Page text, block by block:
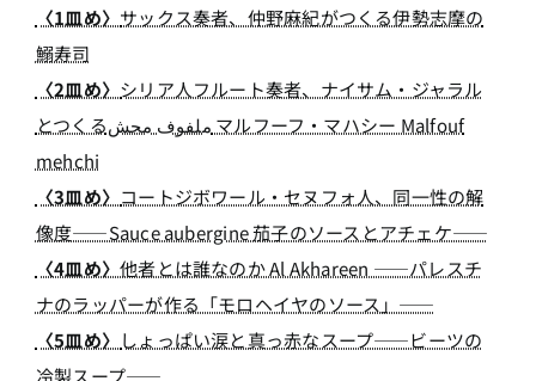
〈1皿め〉 サックス奏者、仲野麻紀がつくる伊勢志摩の
鰯寿司
〈2皿め〉 シリア人フルート奏者、ナイサム・ジャラル
とつくるملفوف محش マルフーフ・マハシー Malfouf
mehchi
〈3皿め〉 コートジボワール・セヌフォ人、同一性の解
像度――Sauce aubergine 茄子のソースとアチェケ――
〈4皿め〉他者とは誰なのか Al Akhareen ――パレスチ
ナのラッパーが作る「モロヘイヤのソース」――
〈5皿め〉 しょっぱい涙と真っ赤なスープ――ビーツの
冷製スープ――